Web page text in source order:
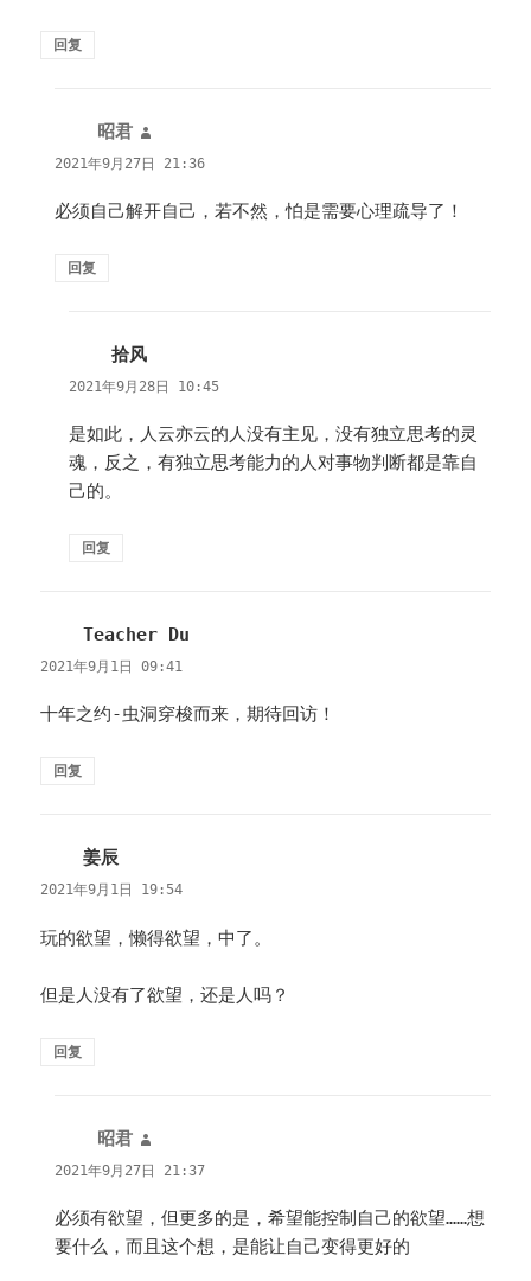
回复
昭君
道：
2021年9月27日 21:36
必须自己解开自己，若不然，怕是需要心理疏导了！
回复
拾风
道：
2021年9月28日 10:45
是如此，人云亦云的人没有主见，没有独立思考的灵
魂，反之，有独立思考能力的人对事物判断都是靠自
己的。
回复
Teacher Du
2021年9月1日 09:41
十年之约-虫洞穿梭而来，期待回访！
回复
姜辰
道：
2021年9月1日 19:54
玩的欲望，懒得欲望，中了。
但是人没有了欲望，还是人吗？
回复
昭君
道：
2021年9月27日 21:37
必须有欲望，但更多的是，希望能控制自己的欲望……想
要什么，而且这个想，是能让自己变得更好的